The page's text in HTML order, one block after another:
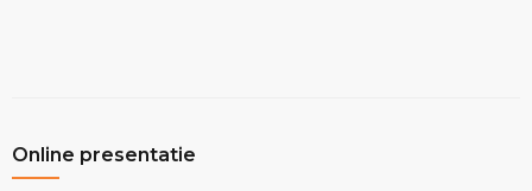
Online presentatie